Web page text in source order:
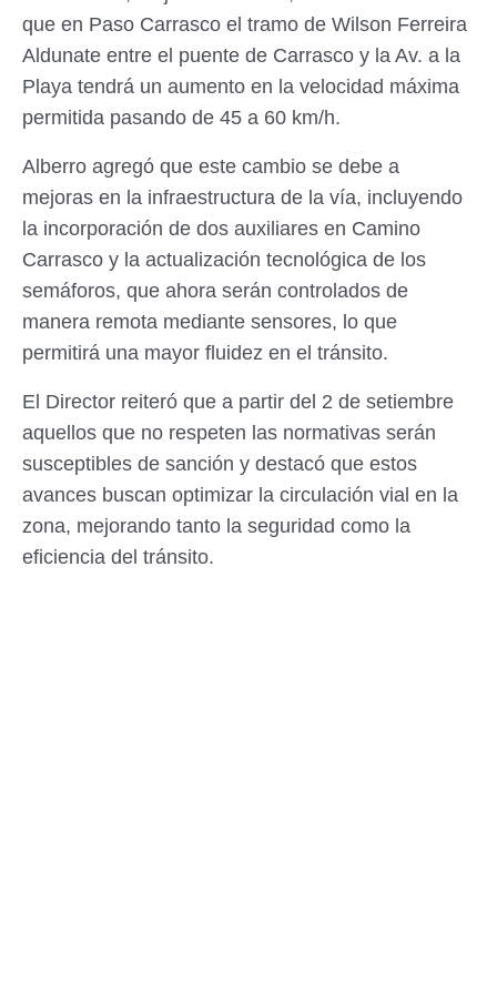
que en Paso Carrasco el tramo de Wilson Ferreira
Aldunate entre el puente de Carrasco y la Av. a la
Playa tendrá un aumento en la velocidad máxima
permitida pasando de 45 a 60 km/h.
Alberro agregó que este cambio se debe a
mejoras en la infraestructura de la vía, incluyendo
la incorporación de dos auxiliares en Camino
Carrasco y la actualización tecnológica de los
semáforos, que ahora serán controlados de
manera remota mediante sensores, lo que
permitirá una mayor fluidez en el tránsito.
El Director reiteró que a partir del 2 de setiembre
aquellos que no respeten las normativas serán
susceptibles de sanción y destacó que estos
avances buscan optimizar la circulación vial en la
zona, mejorando tanto la seguridad como la
eficiencia del tránsito.